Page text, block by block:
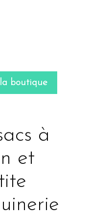
boutique
à
et